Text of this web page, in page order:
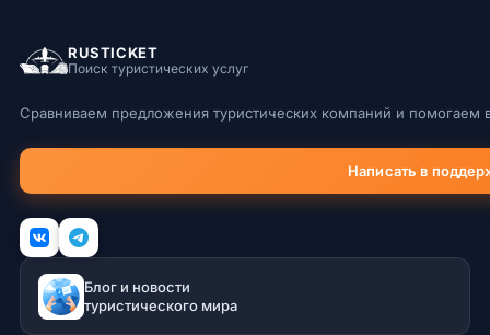
RUSTICKET
Поиск туристических услуг
Сравниваем предложения туристических компаний и помогаем
Написать в
Блог и новости
туристического мира